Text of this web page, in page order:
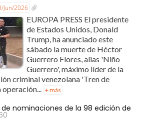
Jun/2026
EUROPA PRESS El presidente
de Estados Unidos, Donald
Trump, ha anunciado este
sábado la muerte de Héctor
Guerrero Flores, alias 'Niño
Guerrero', máximo líder de la
criminal venezolana 'Tren de
operación... + más
nominaciones de la 98 edición de